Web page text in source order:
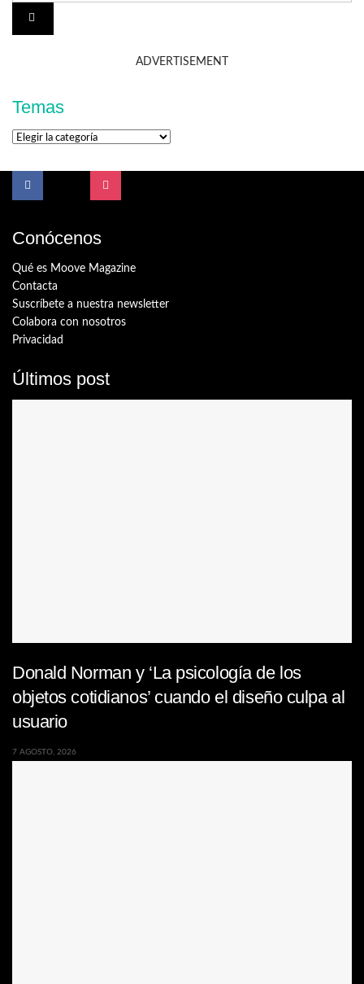
ADVERTISEMENT
Temas
Temas
Conócenos
Qué es Moove Magazine
Contacta
Suscríbete a nuestra newsletter
Colabora con nosotros
Privacidad
Últimos post
Donald Norman y ‘La psicología de los
objetos cotidianos’ cuando el diseño culpa al
usuario
7 AGOSTO, 2026